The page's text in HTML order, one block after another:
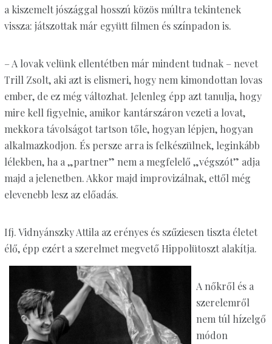
a kiszemelt jószággal hosszú közös múltra tekintenek
vissza: játszottak már együtt filmen és színpadon is.
– A lovak velünk ellentétben már mindent tudnak – nevet
Trill Zsolt, aki azt is elismeri, hogy nem kimondottan lovas
ember, de ez még változhat. Jelenleg épp azt tanulja, hogy
mire kell figyelnie, amikor kantárszáron vezeti a lovat,
mekkora távolságot tartson tőle, hogyan lépjen, hogyan
alkalmazkodjon. És persze arra is felkészülnek, leginkább
lélekben, ha a „partner” nem a megfelelő „végszót” adja
majd a jelenetben. Akkor majd improvizálnak, ettől még
elevenebb lesz az előadás.
Ifj. Vidnyánszky Attila az erényes és szűziesen tiszta életet
élő, épp ezért a szerelmet megvető Hippolütoszt alakítja.
A nőkről és a
szerelemről
nem túl hízelgő
módon